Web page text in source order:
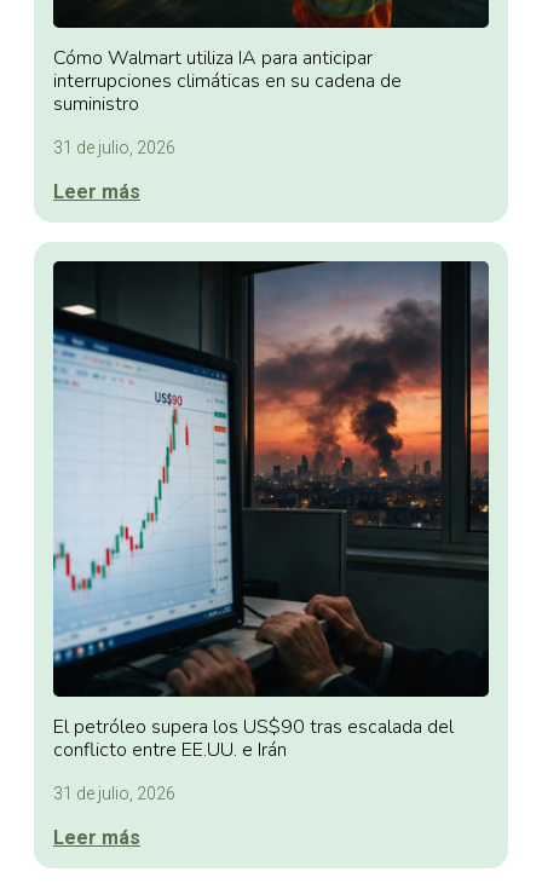
Cómo Walmart utiliza IA para anticipar
interrupciones climáticas en su cadena de
suministro
31 de julio, 2026
Leer más
El petróleo supera los US$90 tras escalada del
conflicto entre EE.UU. e Irán
31 de julio, 2026
Leer más